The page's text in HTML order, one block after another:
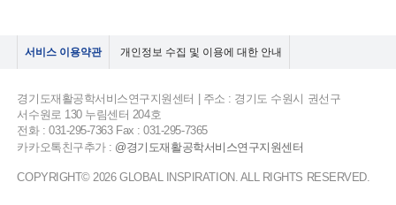
서비스 이용약관 개인정보 수집 및 이용에 대한 안내
경기도재활공학서비스연구지원센터 | 주소 : 경기도 수원시 권선구
서수원로 130 누림센터 204호
전화 : 031-295-7363 Fax : 031-295-7365
카카오톡친구추가 : @경기도재활공학서비스연구지원센터
COPYRIGHT© 2026 GLOBAL INSPIRATION. ALL RIGHTS RESERVED.